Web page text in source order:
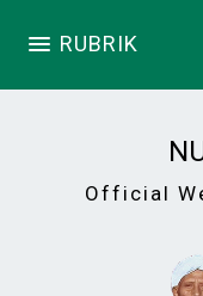
RUBRIK
Official